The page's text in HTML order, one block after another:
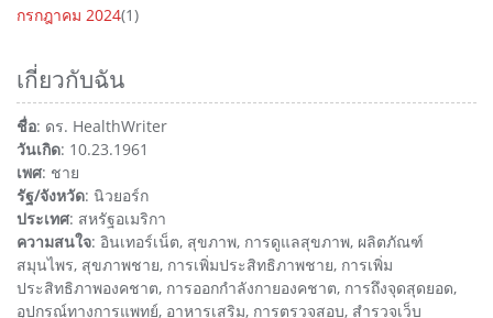
กรกฎาคม 2024(1)
เกี่ยวกับฉัน
ชื่อ: ดร. HealthWriter
วันเกิด: 10.23.1961
เพศ: ชาย
รัฐ/จังหวัด: นิวยอร์ก
ประเทศ: สหรัฐอเมริกา
ความสนใจ: อินเทอร์เน็ต, สุขภาพ, การดูแลสุขภาพ, ผลิตภัณฑ์
สมุนไพร, สุขภาพชาย, การเพิ่มประสิทธิภาพชาย, การเพิ่ม
ประสิทธิภาพองคชาต, การออกกำลังกายองคชาต, การถึงจุดสุดยอด,
อุปกรณ์ทางการแพทย์, อาหารเสริม, การตรวจสอบ, สำรวจเว็บ